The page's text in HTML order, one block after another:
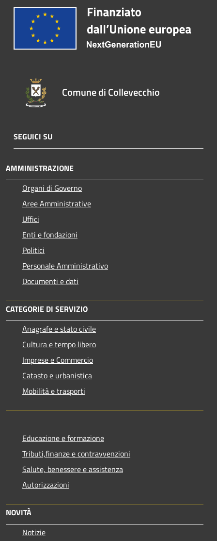
Comune di Collevecchio
SEGUICI SU
AMMINISTRAZIONE
Organi di Governo
Aree Amministrative
Uffici
Enti e fondazioni
Politici
Personale Amministrativo
Documenti e dati
CATEGORIE DI SERVIZIO
Anagrafe e stato civile
Cultura e tempo libero
Imprese e Commercio
Catasto e urbanistica
Mobilità e trasporti
Educazione e formazione
Tributi,finanze e contravvenzioni
Salute, benessere e assistenza
Autorizzazioni
NOVITÀ
Notizie